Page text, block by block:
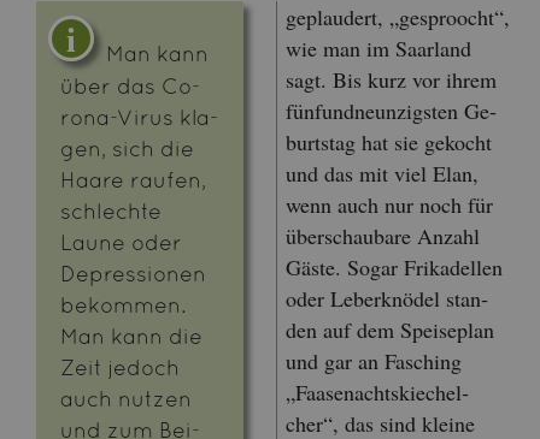
Man kann
über das Co­
ro­na-Virus kla­
gen, sich die
Haare rau­fen,
schlech­te
Laune oder
De­pres­sio­nen
be­kom­men.
Man kann die
Zeit je­doch
auch nut­zen
und zum Bei­
ge­plau­dert, „ge­sproocht“,
wie man im Saar­land
sagt. Bis kurz vor ihrem
fünf­und­neun­zigs­ten Ge­
burts­tag hat sie ge­kocht
und das mit viel Elan,
wenn auch nur noch für
über­schau­ba­re An­zahl
Gäste. Sogar Fri­ka­del­len
oder Le­ber­knö­del stan­
den auf dem Spei­se­plan
und gar an Fa­sching
„Faa­se­n­achts­kie­chel­
cher“, das sind klei­ne